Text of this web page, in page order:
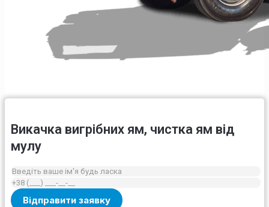
Викачка вигрібних ям, чистка ям від
мулу